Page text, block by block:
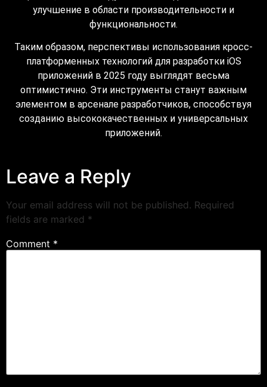
улучшение в области производительности и
функциональности.
Таким образом, перспективы использования кросс-
платформенных технологий для разработки iOS
приложений в 2025 году выглядят весьма
оптимистично. Эти инструменты станут важным
элементом в арсенале разработчиков, способствуя
созданию высококачественных и универсальных
приложений.
Leave a Reply
Your email address will not be published. Required
fields are marked *
Comment *